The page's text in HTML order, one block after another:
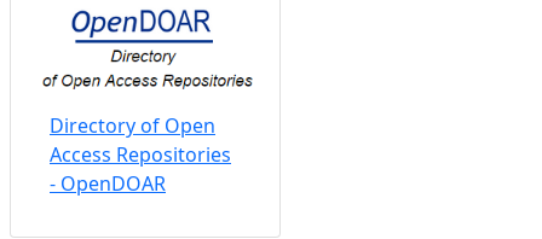
Directory of Open
Access Repositories
- OpenDOAR